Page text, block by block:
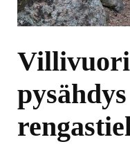
Villivuori